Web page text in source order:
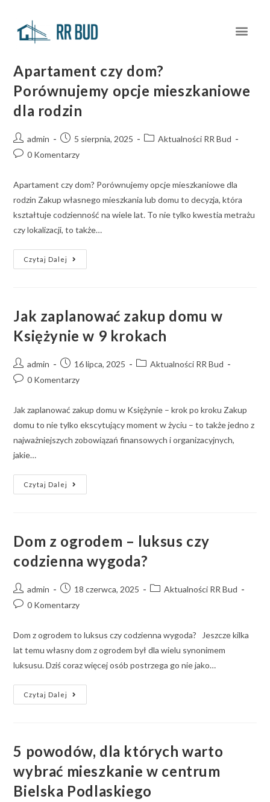
Apartament czy dom?
Porównujemy opcje mieszkaniowe
dla rodzin
admin 5 sierpnia, 2025
Aktualności RR Bud
0 Komentarzy
Apartament czy dom? Porównujemy opcje mieszkaniowe dla
rodzin Zakup własnego mieszkania lub domu to decyzja, która
kształtuje codzienność na wiele lat. To nie tylko kwestia metrażu
czy lokalizacji, to także…
Czytaj Dalej
Jak zaplanować zakup domu w
Księżynie w 9 krokach
admin 16 lipca, 2025
Aktualności RR Bud
0 Komentarzy
Jak zaplanować zakup domu w Księżynie – krok po kroku Zakup
domu to nie tylko ekscytujący moment w życiu – to także jedno z
najważniejszych zobowiązań finansowych i organizacyjnych,
jakie…
Czytaj Dalej
Dom z ogrodem – luksus czy
codzienna wygoda?
admin 18 czerwca, 2025
Aktualności RR Bud
0 Komentarzy
Dom z ogrodem to luksus czy codzienna wygoda? Jeszcze kilka
lat temu własny dom z ogrodem był dla wielu synonimem
luksusu. Dziś coraz więcej osób postrzega go nie jako…
Czytaj Dalej
5 powodów, dla których warto
wybrać mieszkanie w centrum
Bielska Podlaskiego